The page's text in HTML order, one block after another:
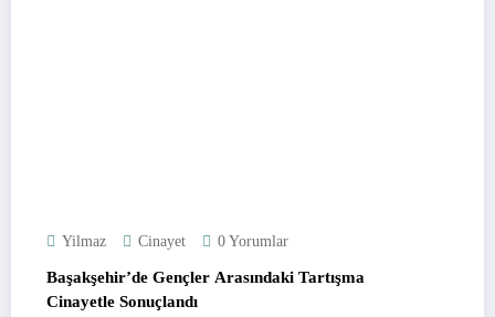
Yilmaz Cinayet 0 Yorumlar
Başakşehir’de Gençler Arasındaki Tartışma
Cinayetle Sonuçlandı